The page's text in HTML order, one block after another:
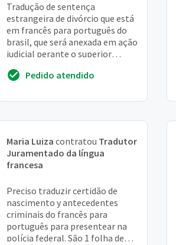
Tradução de sentença
estrangeira de divórcio que está
em francês para português do
brasil, que será anexada em ação
judicial perante o superior
homologação....
Pedido atendido
Maria Luiza contratou Tradutor
Juramentado da língua
francesa
Preciso traduzir certidão de
nascimento y antecedentes
criminais do francês para
português para presentear na
polícia federal. São 1 folha de